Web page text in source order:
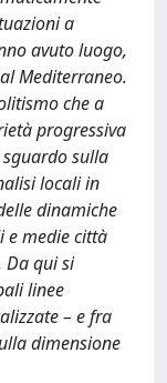
a
avuto luogo,
Mediterraneo.
che a
progressiva
sulla
locali in
dinamiche
e medie città
Da qui si
linee
– e fra
dimensione